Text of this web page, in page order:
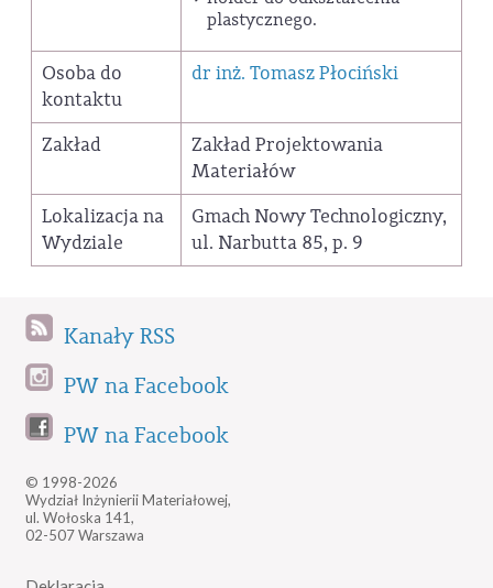
plastycznego.
Osoba do
kontaktu
dr inż. Tomasz Płociński
Zakład
Zakład Projektowania
Materiałów
Lokalizacja na
Wydziale
Gmach Nowy Technologiczny,
ul. Narbutta 85, p. 9
Kanały RSS
PW na Facebook
PW na Facebook
© 1998-2026
Wydział Inżynierii Materiałowej,
ul. Wołoska 141,
02-507 Warszawa